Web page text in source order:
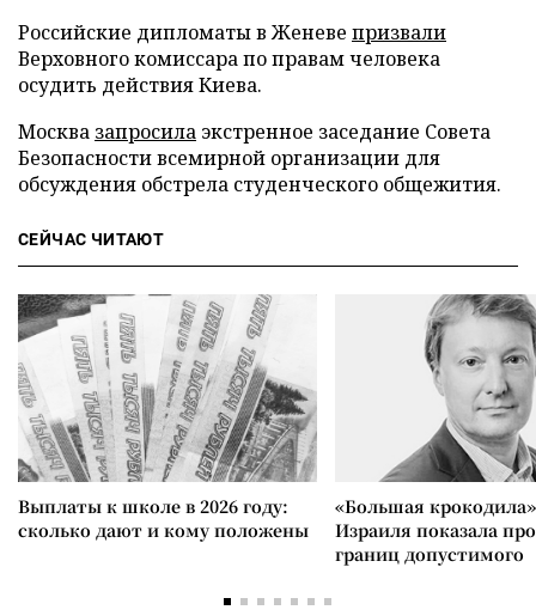
Российские дипломаты в Женеве призвали
Верховного комиссара по правам человека
осудить действия Киева.
Москва запросила экстренное заседание Совета
Безопасности всемирной организации для
обсуждения обстрела студенческого общежития.
СЕЙЧАС ЧИТАЮТ
Выплаты к школе в 2026 году:
сколько дают и кому положены
«Большая
Израиля показала
границ допустимого